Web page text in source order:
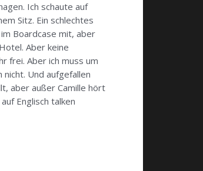
Ich schaute auf
Sitz. Ein schlechtes
Boardcase mit, aber
Aber keine
frei. Aber ich muss um
Und aufgefallen
aber außer Camille hört
Englisch talken